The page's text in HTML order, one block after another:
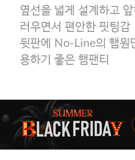
옆선을 넓게 설계하고
러우면서 편안한 핏팅감
뒷판에 No-Line의 햄원
용하기 좋은 햄팬티